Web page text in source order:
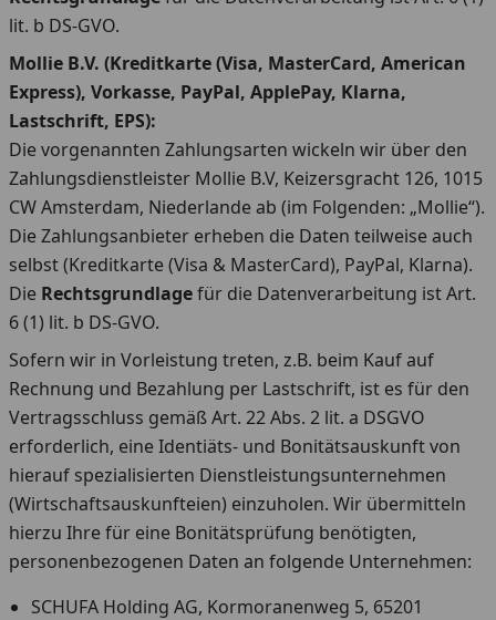
lit. b DS-GVO.
Mollie B.V. (Kreditkarte (Visa, MasterCard, American
Express), Vorkasse, PayPal, ApplePay, Klarna,
Lastschrift, EPS):
Die vorgenannten Zahlungsarten wickeln wir über den
Zahlungsdienstleister Mollie B.V, Keizersgracht 126, 1015
CW Amsterdam, Niederlande ab (im Folgenden: „Mollie“).
Die Zahlungsanbieter erheben die Daten teilweise auch
selbst (Kreditkarte (Visa & MasterCard), PayPal, Klarna).
Die Rechtsgrundlagefür die Datenverarbeitung ist Art.
6 (1) lit. b DS-GVO.
Sofern wir in Vorleistung treten, z.B. beim Kauf auf
Rechnung und Bezahlung per Lastschrift, ist es für den
Vertragsschluss gemäß Art. 22 Abs. 2 lit. a DSGVO
erforderlich, eine Identiäts- und Bonitätsauskunft von
hierauf spezialisierten Dienstleistungsunternehmen
(Wirtschaftsauskunfteien) einzuholen. Wir übermitteln
hierzu Ihre für eine Bonitätsprüfung benötigten,
personenbezogenen Daten an folgende Unternehmen:
SCHUFA Holding AG, Kormoranenweg 5, 65201